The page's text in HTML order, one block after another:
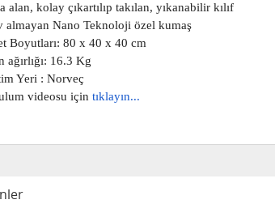
alan, kolay çıkartılıp takılan, yıkanabilir kılıf
almayan Nano Teknoloji özel kumaş
Boyutları: ‎80 x 40 x 40 cm
ağırlığı: 16.3 Kg
Yeri : Norveç
videosu için tıklayın...